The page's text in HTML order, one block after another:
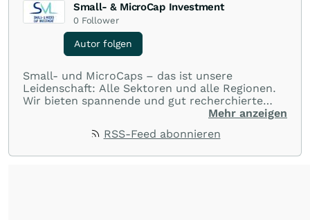
Small- & MicroCap Investment
0 Follower
Autor folgen
Small- und MicroCaps – das ist unsere
Leidenschaft: Alle Sektoren und alle Regionen.
Wir bieten spannende und gut recherchierte
Einblicke in branchen- und marktbezogene
umfangreiche Erfahrungen in der Branche und
Mehr anzeigen
RSS-Feed abonnieren